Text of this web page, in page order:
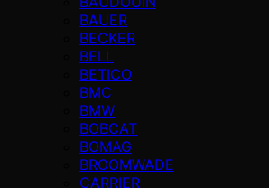
BAUER
BECKER
BELL
BETICO
BMC
BMW
BOBCAT
BOMAG
BROOMWADE
CARRIER